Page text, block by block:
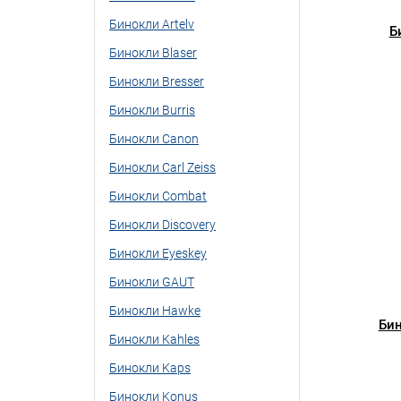
Бинокли Artelv
Бинокли Blaser
Бинокли Bresser
Бинокли Burris
Бинокли Canon
Бинокли Carl Zeiss
Бинокли Combat
Бинокли Discovery
Бинокли Eyeskey
Бинокли GAUT
Бинокли Hawke
Бинокли Kahles
Бинокли Kaps
Бинокли Konus